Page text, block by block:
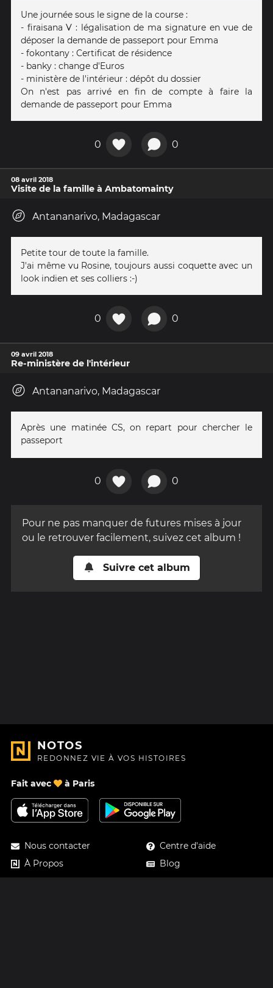
Une journée sous le signe de la course :
- firaisana V : légalisation de ma signature en vue de
déposer la demande de passeport pour Emma
- fokontany : Certificat de résidence
- banky : change d'Euros
- ministère de l'intérieur : dépôt du dossier
On n'est pas arrivé en fin de compte à faire la
demande de passeport pour Emma
0 0
08 avril 2018
Visite de la famille à Ambatomainty
Antananarivo, Madagascar
Petite tour de toute la famille.
J'ai même vu Rosine, toujours aussi coquette avec un
look indien et ses colliers :-)
0 0
09 avril 2018
Re-ministère de l'intérieur
Antananarivo, Madagascar
Après une matinée CS, on repart pour chercher le
passeport
0 0
Pour ne pas manquer de futures mises à jour
ou le retrouver facilement, suivez cet album !
Suivre cet album
NOTOS
REDONNEZ VIE À VOS HISTOIRES
Fait avec à Paris
Nous contacter
À Propos
Feuille de route
Centre d'aide
Blog